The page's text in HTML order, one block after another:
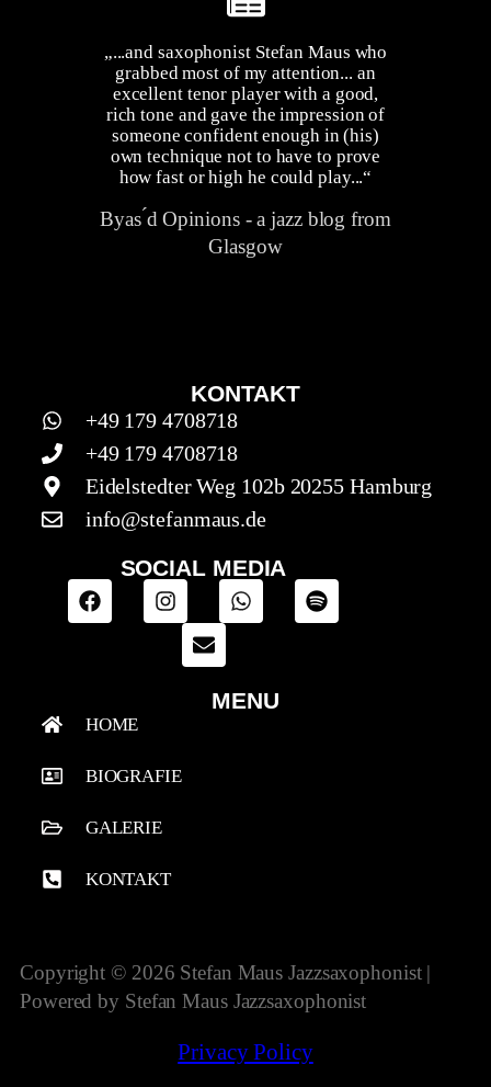
„...and saxophonist Stefan Maus who
grabbed most of my attention... an
excellent tenor player with a good,
rich tone and gave the impression of
someone confident enough in (his)
own technique not to have to prove
how fast or high he could play...“
Byas ́d Opinions - a jazz blog from
Glasgow
KONTAKT
+49 179 4708718
+49 179 4708718
Eidelstedter Weg 102b 20255 Hamburg
info@stefanmaus.de
SOCIAL MEDIA
MENU
HOME
BIOGRAFIE
GALERIE
KONTAKT
Copyright © 2026 Stefan Maus Jazzsaxophonist |
Powered by Stefan Maus Jazzsaxophonist
Privacy Policy